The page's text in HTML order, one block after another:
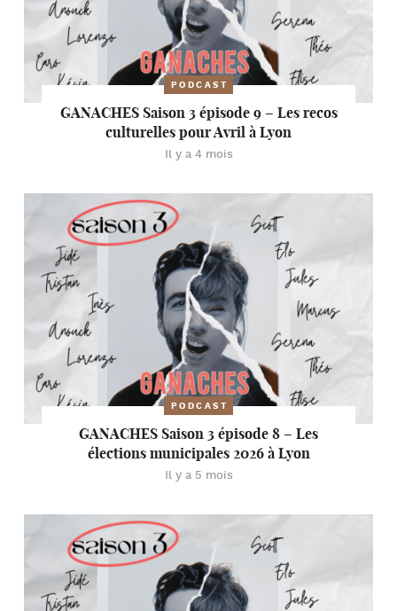
PODCAST
GANACHES Saison 3 épisode 9 – Les recos
culturelles pour Avril à Lyon
Il y a 4 mois
PODCAST
GANACHES Saison 3 épisode 8 – Les
élections municipales 2026 à Lyon
Il y a 5 mois